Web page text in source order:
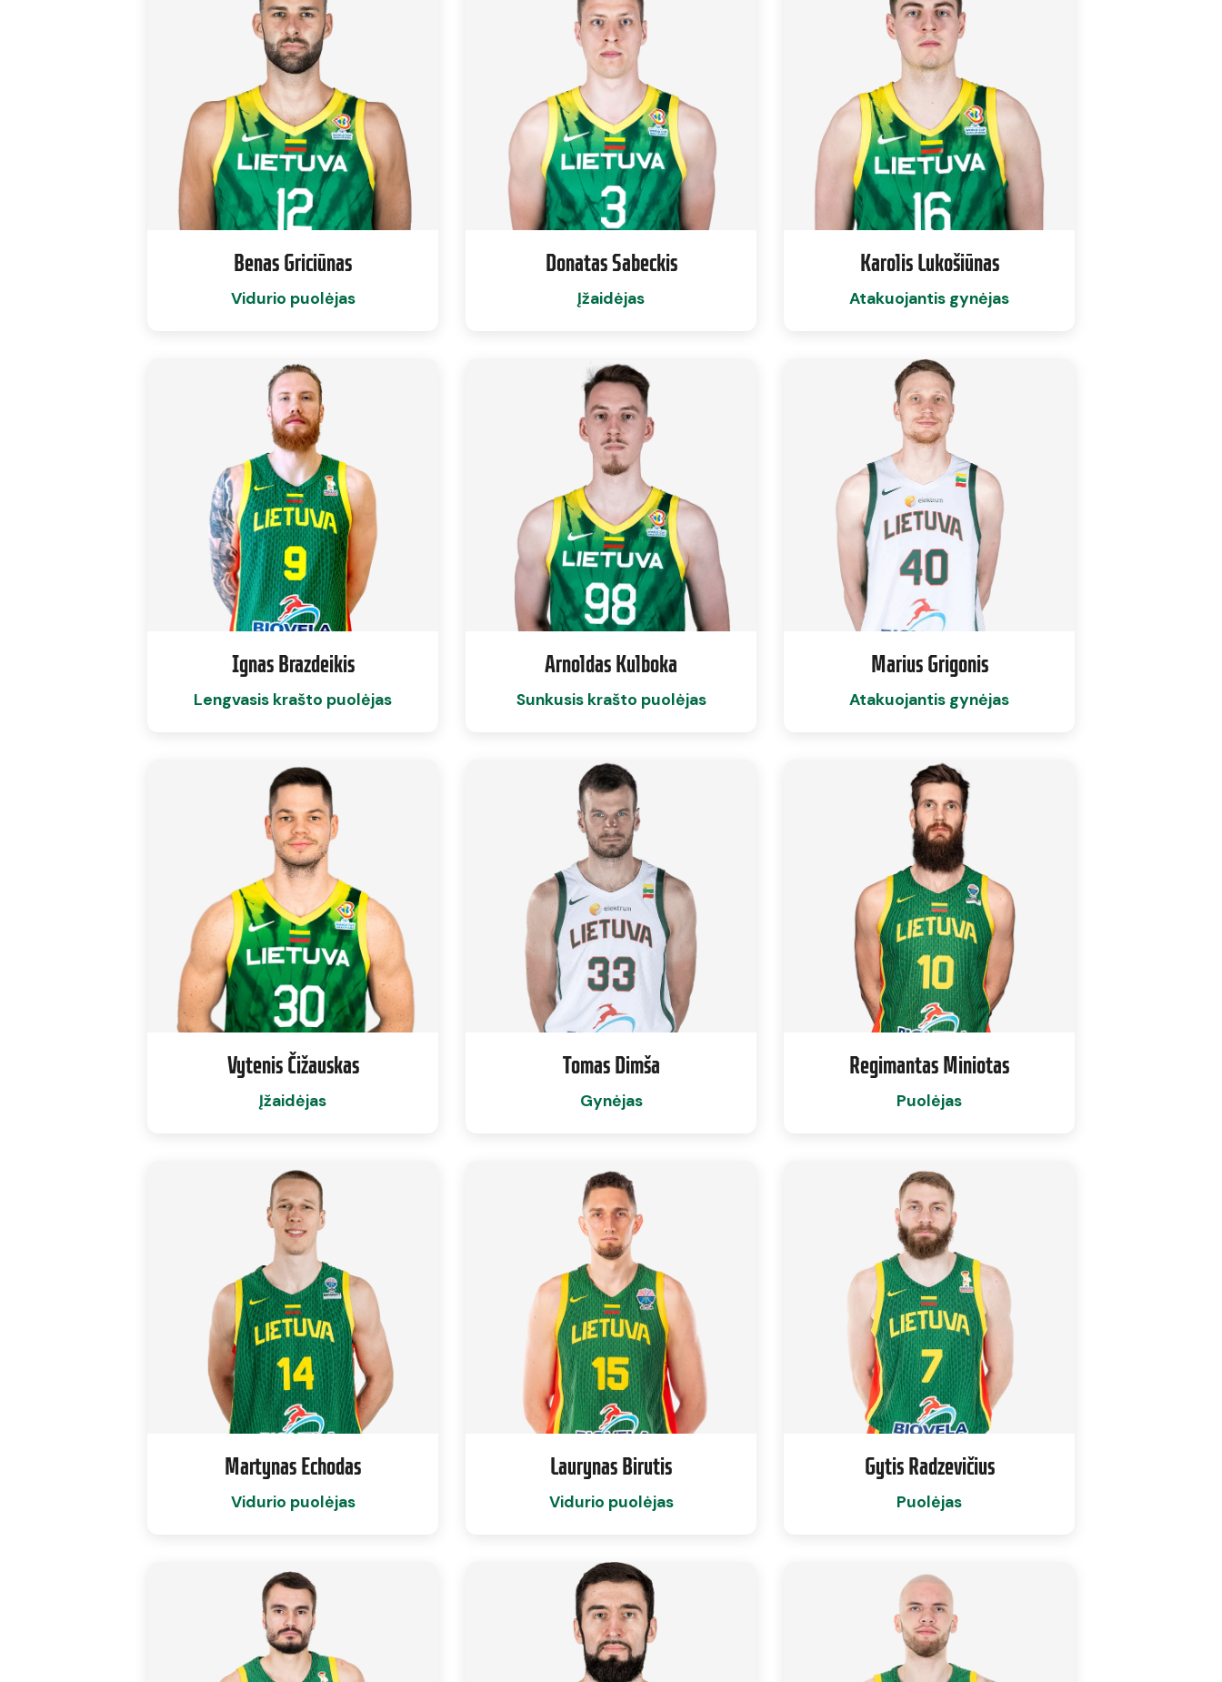
Benas Griciūnas
Vidurio puolėjas
Donatas Sabeckis
Įžaidėjas
Karolis Lukošiūnas
Atakuojantis gynėjas
Ignas Brazdeikis
Lengvasis krašto puolėjas
Arnoldas Kulboka
Sunkusis krašto puolėjas
Marius Grigonis
Atakuojantis gynėjas
Vytenis Čižauskas
Įžaidėjas
Tomas Dimša
Gynėjas
Regimantas Miniotas
Puolėjas
Martynas Echodas
Vidurio puolėjas
Laurynas Birutis
Vidurio puolėjas
Gytis Radzevičius
Puolėjas